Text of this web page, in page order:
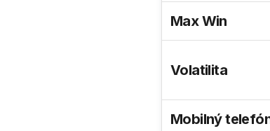
Max Win
Volatilita
Mobilný